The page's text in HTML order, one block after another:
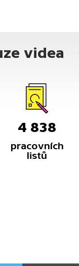
videa
4 838
pracovních
listů